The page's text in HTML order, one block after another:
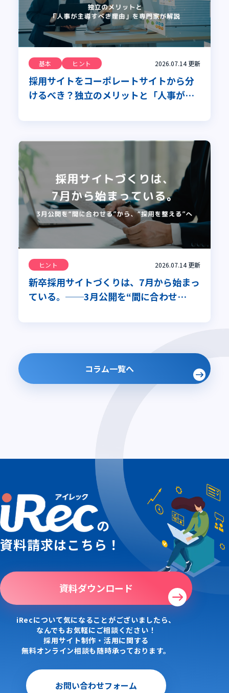
基本 ヒント 2026.07.14更新
採用サイトをコーポレートサイトから分
けるべき？独立のメリットと「人事が主
ヒント 2026.07.14更新
新卒採用サイトづくりは、7月から始まっ
ている。──3月公開を“間に合わせ
コラム一覧へ
の
資料請求はこちら！
資料ダウンロード
iRecについて気になることがございましたら、
なんでもお気軽にご相談ください！
採用サイト制作・活用に関する
無料オンライン相談も随時承っております。
お問い合わせフォーム